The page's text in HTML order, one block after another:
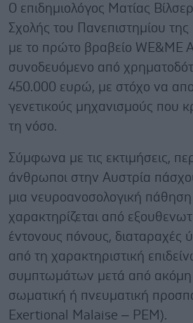
Ο επιδημιολόγος Ματίας
Σχολής του Πανεπιστημίου της
με το πρώτο βραβείο WE&ME
συνοδευόμενο από
450.000 ευρώ, με στόχο να
γενετικούς μηχανισμούς που
τη νόσο.
Σύμφωνα με τις εκτιμήσεις,
άνθρωποι στην Αυστρία
μια νευροανοσολογική
χαρακτηρίζεται από
έντονους πόνους, διαταραχές
από τη χαρακτηριστική
συμπτωμάτων μετά από ακόμη
σωματική ή πνευματική
Exertional Malaise – PEM).